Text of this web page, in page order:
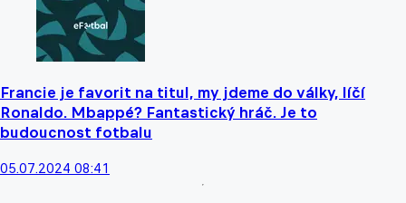
Francie je favorit na titul, my jdeme do války, líčí
Ronaldo. Mbappé? Fantastický hráč. Je to
budoucnost fotbalu
05.07.2024 08:41